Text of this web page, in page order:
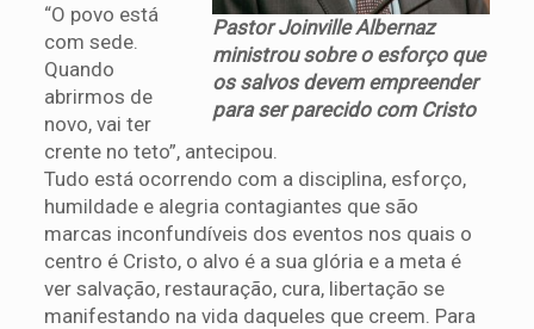
Pastor Joinville Albernaz
ministrou sobre o esforço que
os salvos devem empreender
para ser parecido com Cristo
“O povo está
com sede.
Quando
abrirmos de
novo, vai ter
crente no teto”, antecipou.
Tudo está ocorrendo com a disciplina, esforço,
humildade e alegria contagiantes que são
marcas inconfundíveis dos eventos nos quais o
centro é Cristo, o alvo é a sua glória e a meta é
ver salvação, restauração, cura, libertação se
manifestando na vida daqueles que creem. Para